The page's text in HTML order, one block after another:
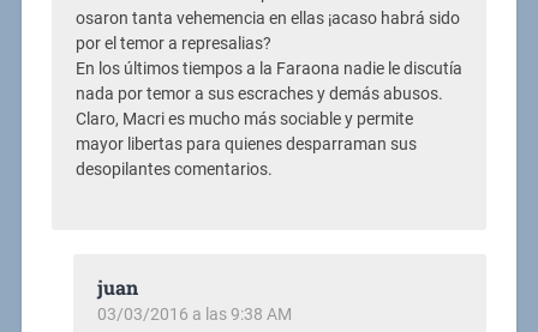
osaron tanta vehemencia en ellas ¡acaso habrá sido
por el temor a represalias?
En los últimos tiempos a la Faraona nadie le discutía
nada por temor a sus escraches y demás abusos.
Claro, Macri es mucho más sociable y permite
mayor libertas para quienes desparraman sus
desopilantes comentarios.
juan
03/03/2016 a las 9:38 AM